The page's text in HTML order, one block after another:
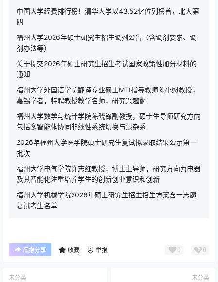
中国大学经费排行榜！清华大学以43.52亿位列榜首，北大第
四
福州大学2026年硕士研究生招生调剂公告（含调剂要求、调
剂办法等）
关于提交2026年硕士研究生招生考试国家政策性加分材料的
通知
福州大学外国语学院翻译专业硕士MTI指导教师陈小慰教授，
嘉锡学者，特聘教授教学名师，研究兴趣翻
福州大学数学与统计学院陈晓锋副教授，硕士生导师研究方向
包括多智能体协同非线性系统切换与混杂系
2026年福州大学医学院硕士研究生复试拟录取结果公示第一
批次
福州大学电气学院许志红教授，博士生导师，研究方向为电器
及其智能化注重培养学生的创新创业意识和创新
福州大学机械学院2026年硕士研究生招生招生方案含一志愿
复试考生名单
海报分享 收藏 举报 0 0
未分类 未分类